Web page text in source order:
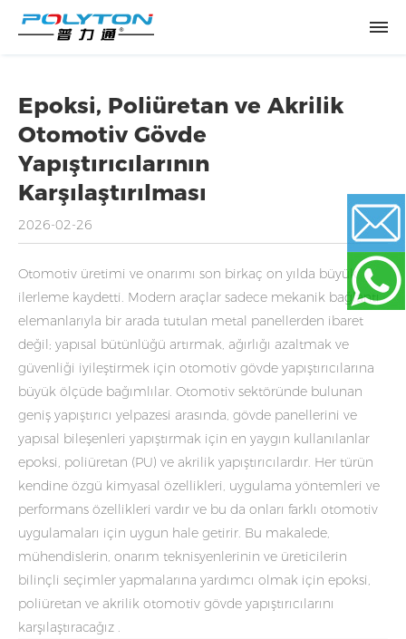
Epoksi, Poliüretan ve Akrilik
Otomotiv Gövde
Yapıştırıcılarının
Karşılaştırılması
2026-02-26
Otomotiv üretimi ve onarımı son birkaç on yılda büyük
ilerleme kaydetti. Modern araçlar sadece mekanik bağlantı
elemanlarıyla bir arada tutulan metal panellerden ibaret
değil; yapısal bütünlüğü artırmak, ağırlığı azaltmak ve
güvenliği iyileştirmek için otomotiv gövde yapıştırıcılarına
büyük ölçüde bağımlılar. Otomotiv sektöründe bulunan
geniş yapıştırıcı yelpazesi arasında, gövde panellerini ve
yapısal bileşenleri yapıştırmak için en yaygın kullanılanlar
epoksi, poliüretan (PU) ve akrilik yapıştırıcılardır. Her türün
kendine özgü kimyasal özellikleri, uygulama yöntemleri ve
performans özellikleri vardır ve bu da onları farklı otomotiv
uygulamaları için uygun hale getirir. Bu makalede,
mühendislerin, onarım teknisyenlerinin ve üreticilerin
bilinçli seçimler yapmalarına yardımcı olmak için epoksi,
poliüretan ve akrilik otomotiv gövde yapıştırıcılarını
karşılaştıracağız .
Email